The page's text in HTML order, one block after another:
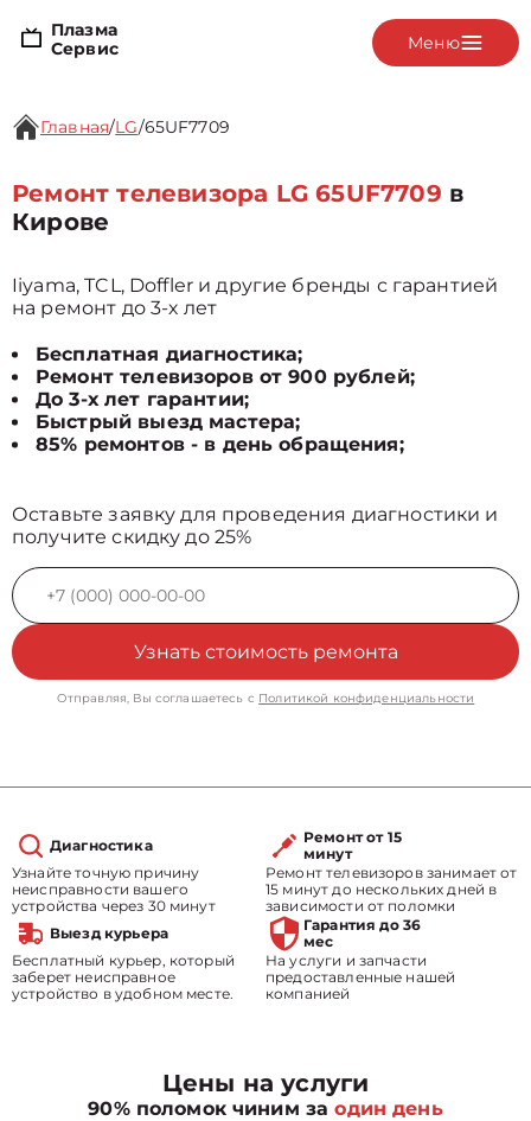
Плазма
Сервис
Меню
Главная/LG/65UF7709
Ремонт телевизора LG 65UF7709 в
Кирове
Iiyama, TCL, Doffler и другие бренды с гарантией
на ремонт до 3-х лет
Бесплатная диагностика;
Ремонт телевизоров от 900 рублей;
До 3-х лет гарантии;
Быстрый выезд мастера;
85% ремонтов - в день обращения;
Оставьте заявку для проведения диагностики и
получите скидку до 25%
Узнать стоимость ремонта
Отправляя, Вы соглашаетесь с Политикой конфиденциальности
Диагностика
Узнайте точную причину
неисправности вашего
устройства через 30 минут
Ремонт от 15
минут
Ремонт телевизоров занимает от
15 минут до нескольких дней в
зависимости от поломки
Выезд курьера
Бесплатный курьер, который
заберет неисправное
устройство в удобном месте.
Гарантия до 36
мес
На услуги и запчасти
предоставленные нашей
компанией
Цены на услуги
90% поломок чиним заодин день